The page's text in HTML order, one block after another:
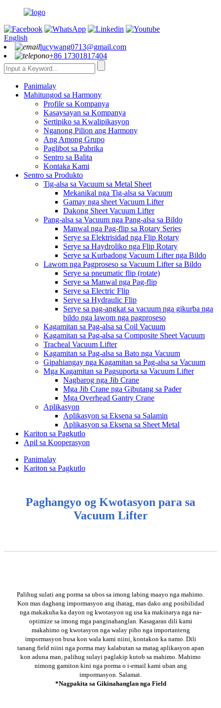
English
lucywang0713@gmail.com
+86 17301817404
Panimalay
Mahitungod sa Harmony
Profile sa Kompanya
Kasaysayan sa Kompanya
Sertipiko sa Kwalipikasyon
Nganong Pilion ang Harmony
Ang Among Grupo
Paglibot sa Pabrika
Sentro sa Balita
Kontaka Kami
Sentro sa Produkto
Tig-alsa sa Vacuum sa Metal Sheet
Mekanikal nga Tig-alsa sa Vacuum
Gamay nga sheet Vacuum Lifter
Dakong Sheet Vacuum Lifter
Pang-alsa sa Vacuum nga Pang-alsa sa Bildo
Manwal nga Pag-flip sa Rotary Series
Serye sa Elektrisidad nga Flip Rotary
Serye sa Haydroliko nga Flip Rotary
Serye sa Kurbadong Vacuum Lifter nga Bildo
Lawom nga Pagproseso sa Vacuum Lifter sa Bildo
Serye sa pneumatic flip (rotate)
Serye sa Manwal nga Pag-flip
Serye sa Electric Flip
Serye sa Hydraulic Flip
Serye sa pag-angkat sa vacuum nga gikurba nga
bildo nga lawom nga pagproseso
Kagamitan sa Pag-alsa sa Coil Vacuum
Kagamitan sa Pag-alsa sa Composite Sheet Vacuum
Tracheal Vacuum Lifter
Kagamitan sa Pag-alsa sa Bato nga Vacuum
Gipahiangay nga Kagamitan sa Pag-alsa sa Vacuum
Mga Kagamitan sa Pagsuporta sa Vacuum Lifter
Nagbarog nga Jib Crane
Mga Jib Crane nga Gibutang sa Pader
Mga Overhead Gantry Crane
Aplikasyon
Aplikasyon sa Eksena sa Salamin
Aplikasyon sa Eksena sa Sheet Metal
Kariton sa Pagkutlo
Apil sa Kooperasyon
Panimalay
Kariton sa Pagkutlo
Paghangyo og Kwotasyon para sa
Vacuum Lifter
Palihug sulati ang porma sa ubos sa imong labing maayo nga mahimo.
Kon mas daghang impormasyon ang ihatag, mas dako ang posibilidad
nga makakuha ka dayon og kwotasyon ug usa ka makinarya nga na-
optimize sa imong mga panginahanglan. Kasagaran dili kami
makahimo og kwotasyon nga walay piho nga importanteng
impormasyon busa kon wala kami niini, kontakon ka namo. Dili
tanang field niini nga porma may kalabutan sa matag aplikasyon apan
kon aduna man, palihug sulayi paglakip kutob sa mahimo. Mahimo
nimong gamiton kini nga porma o i-email kami uban ang
impormasyon. Salamat.
*Nagpakita sa Gikinahanglan nga Field